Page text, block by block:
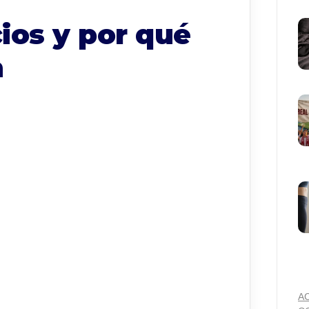
y por qué